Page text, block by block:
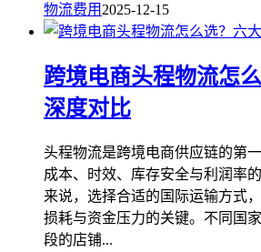
物流费用 2025-12-15
跨境电商头程物流怎
深度对比
头程物流是跨境电商供应链的第
成本、时效、库存安全与利润率
来说，选择合适的国际运输方式
损耗与资金压力的关键。不同国
段的店铺...